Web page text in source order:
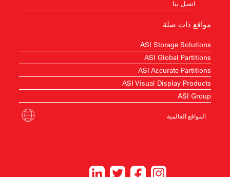
اتصل بنا
مواقع ذات صلة
ASI Storage Solutions
ASI Global Partitions
ASI Accurate Partitions
ASI Visual Display Products
ASI Group
المواقع العالمية